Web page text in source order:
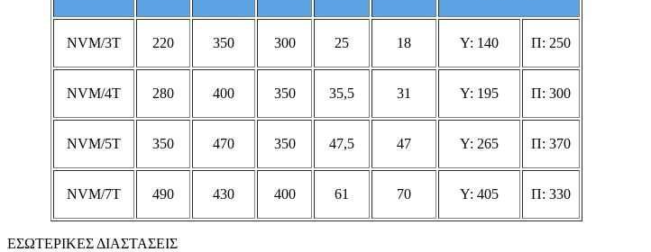
NVM/3T 220 350 300 25 18 Υ: 140 Π: 250
NVM/4T 280 400 350 35,5 31 Υ: 195 Π: 300
NVM/5T 350 470 350 47,5 47 Υ: 265 Π: 370
NVM/7T 490 430 400 61 70 Υ: 405 Π: 330
ΕΣΩΤΕΡΙΚΕΣ ΔΙΑΣΤΑΣΕΙΣ